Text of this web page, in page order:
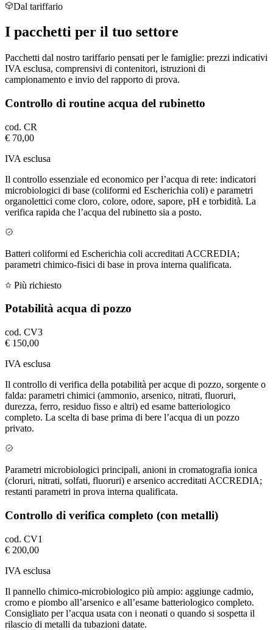
Dal tariffario
I pacchetti per il tuo settore
Pacchetti dal nostro tariffario pensati per le famiglie: prezzi indicativi
IVA esclusa, comprensivi di contenitori, istruzioni di
campionamento e invio del rapporto di prova.
Controllo di routine acqua del rubinetto
cod. CR
€ 70,00
IVA esclusa
Il controllo essenziale ed economico per l’acqua di rete: indicatori
microbiologici di base (coliformi ed Escherichia coli) e parametri
organolettici come cloro, colore, odore, sapore, pH e torbidità. La
verifica rapida che l’acqua del rubinetto sia a posto.
Batteri coliformi ed Escherichia coli accreditati ACCREDIA;
parametri chimico-fisici di base in prova interna qualificata.
Più richiesto
Potabilità acqua di pozzo
cod. CV3
€ 150,00
IVA esclusa
Il controllo di verifica della potabilità per acque di pozzo, sorgente o
falda: parametri chimici (ammonio, arsenico, nitrati, fluoruri,
durezza, ferro, residuo fisso e altri) ed esame batteriologico
completo. La scelta di base prima di bere l’acqua di un pozzo
privato.
Parametri microbiologici principali, anioni in cromatografia ionica
(cloruri, nitrati, solfati, fluoruri) e arsenico accreditati ACCREDIA;
restanti parametri in prova interna qualificata.
Controllo di verifica completo (con metalli)
cod. CV1
€ 200,00
IVA esclusa
Il pannello chimico-microbiologico più ampio: aggiunge cadmio,
cromo e piombo all’arsenico e all’esame batteriologico completo.
Consigliato per l’acqua usata con i neonati o quando si sospetta il
rilascio di metalli da tubazioni datate.